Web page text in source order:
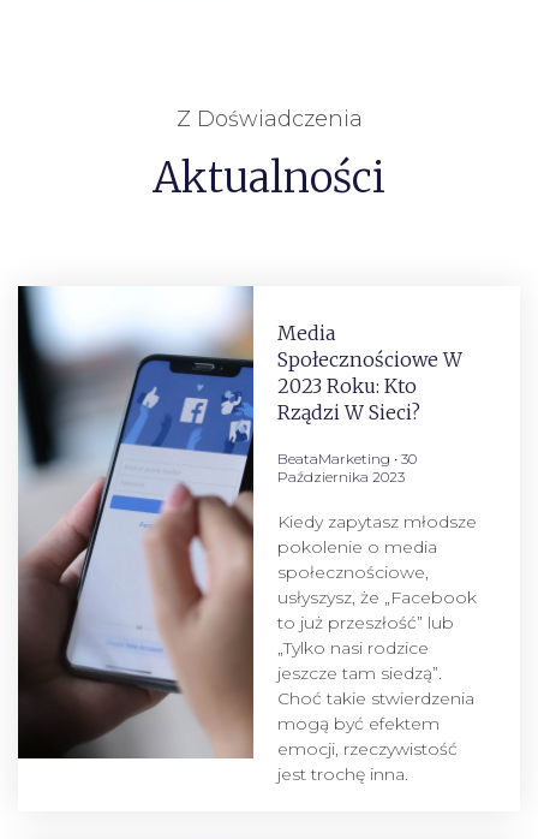
Z Doświadczenia
Aktualności
Media
Społecznościowe W
2023 Roku: Kto
Rządzi W Sieci?
BeataMarketing
30
Października 2023
Kiedy zapytasz młodsze
pokolenie o media
społecznościowe,
usłyszysz, że „Facebook
to już przeszłość” lub
„Tylko nasi rodzice
jeszcze tam siedzą”.
Choć takie stwierdzenia
mogą być efektem
emocji, rzeczywistość
jest trochę inna.